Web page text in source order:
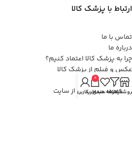
ارتباط با پزشک کالا
تماس با ما
درباره ما
چرا به پزشک کالا اعتماد کنیم؟
عکس و فیلم از پزشک کالا
پرسش و پاسخ
نحوه خرید اینترنتی از سایت
فیلترها
علاقه مندی
0
سبد خرید
حساب کاربری من